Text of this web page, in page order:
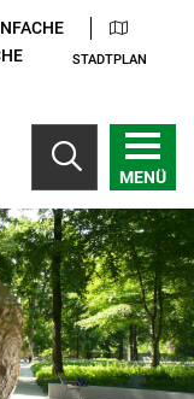
STADTPLAN
MENÜ